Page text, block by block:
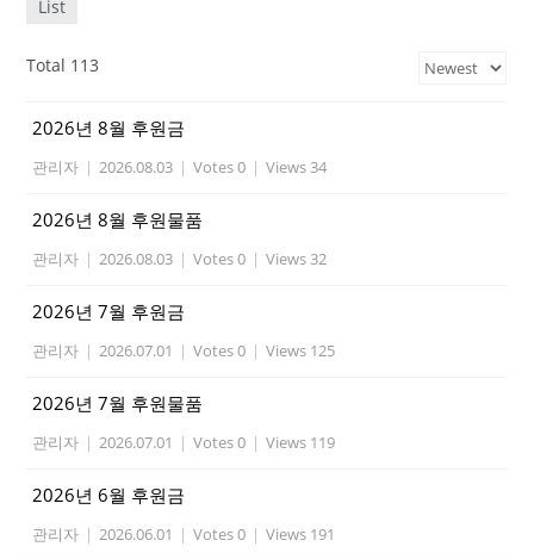
List
Total 113
2026년 8월 후원금
관리자 | 2026.08.03 | Votes 0 | Views 34
2026년 8월 후원물품
관리자 | 2026.08.03 | Votes 0 | Views 32
2026년 7월 후원금
관리자 | 2026.07.01 | Votes 0 | Views 125
2026년 7월 후원물품
관리자 | 2026.07.01 | Votes 0 | Views 119
2026년 6월 후원금
관리자 | 2026.06.01 | Votes 0 | Views 191